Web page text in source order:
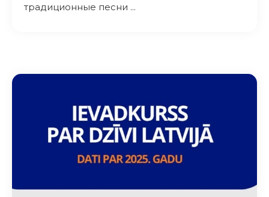
традиционные песни ...